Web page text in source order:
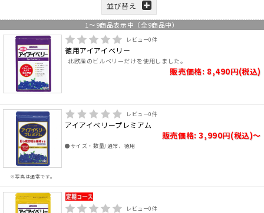
並び替え
1 ～9商品表示中（全9商品中）
レビュー0件
徳用アイアイベリー
北欧産のビルベリーだけを使用しました。
販売価格: 8,490円(税込)
※写真は通常です。
レビュー0件
アイアイベリープレミアム
販売価格: 3,990円(税込)～
●サイズ・数量/通常、徳用
レビュー0件